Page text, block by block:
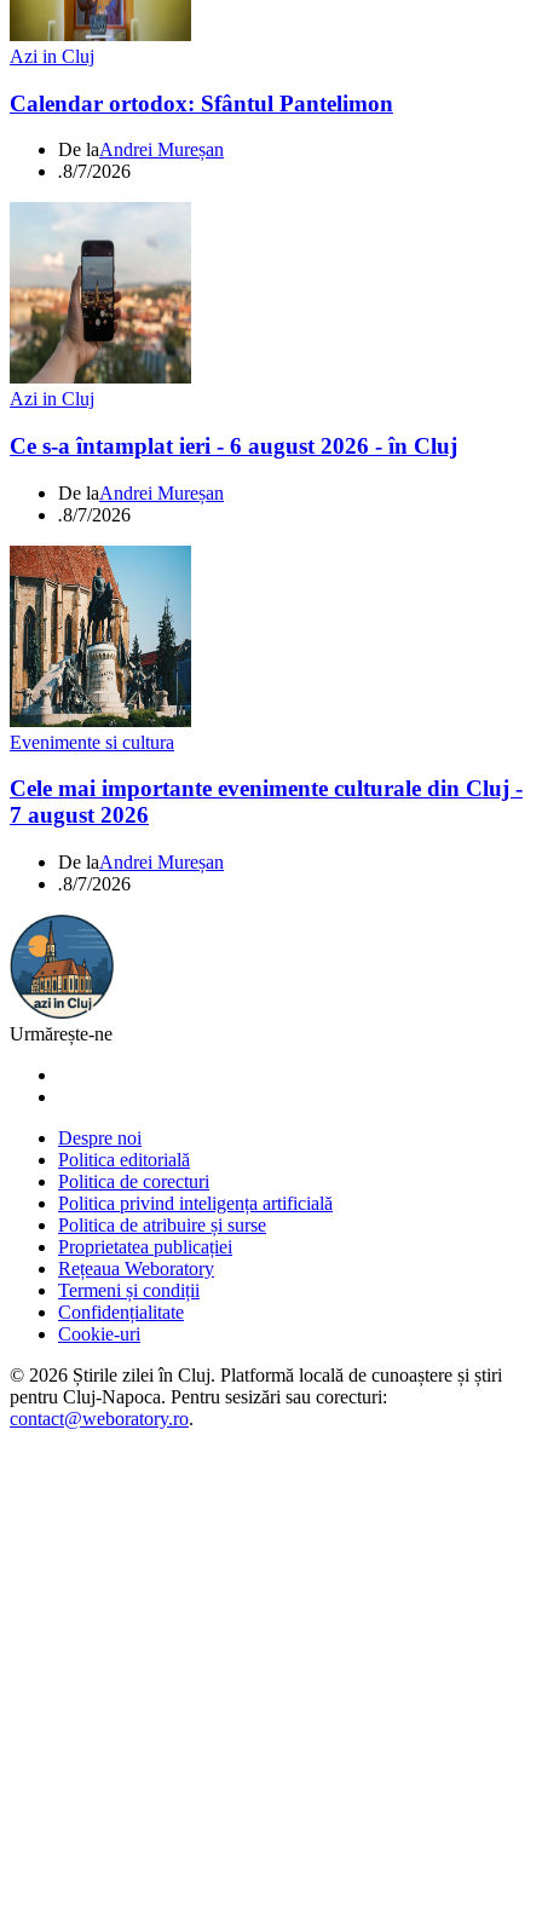
Azi in Cluj
Calendar ortodox: Sfântul Pantelimon
De laAndrei Mureșan
.8/7/2026
Azi in Cluj
Ce s-a întamplat ieri - 6 august 2026 - în Cluj
De laAndrei Mureșan
.8/7/2026
Evenimente si cultura
Cele mai importante evenimente culturale din Cluj -
7 august 2026
De laAndrei Mureșan
.8/7/2026
Urmărește-ne
Despre noi
Politica editorială
Politica de corecturi
Politica privind inteligența artificială
Politica de atribuire și surse
Proprietatea publicației
Rețeaua Weboratory
Termeni și condiții
Confidențialitate
Cookie-uri
© 2026 Știrile zilei în Cluj. Platformă locală de cunoaștere și știri
pentru Cluj-Napoca. Pentru sesizări sau corecturi:
contact@weboratory.ro.